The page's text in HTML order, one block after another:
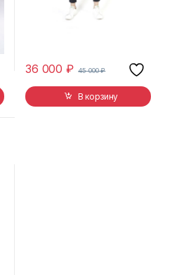
36 000₽ 45 000₽
В корзину